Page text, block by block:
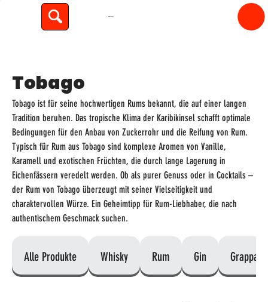
spiritfly
Tobago
Tobago ist für seine hochwertigen Rums bekannt, die auf einer langen
Tradition beruhen. Das tropische Klima der Karibikinsel schafft optimale
Bedingungen für den Anbau von Zuckerrohr und die Reifung von Rum.
Typisch für Rum aus Tobago sind komplexe Aromen von Vanille,
Karamell und exotischen Früchten, die durch lange Lagerung in
Eichenfässern veredelt werden. Ob als purer Genuss oder in Cocktails –
der Rum von Tobago überzeugt mit seiner Vielseitigkeit und
charaktervollen Würze. Ein Geheimtipp für Rum-Liebhaber, die nach
authentischem Geschmack suchen.
Alle Produkte Whisky Rum Gin Grappa